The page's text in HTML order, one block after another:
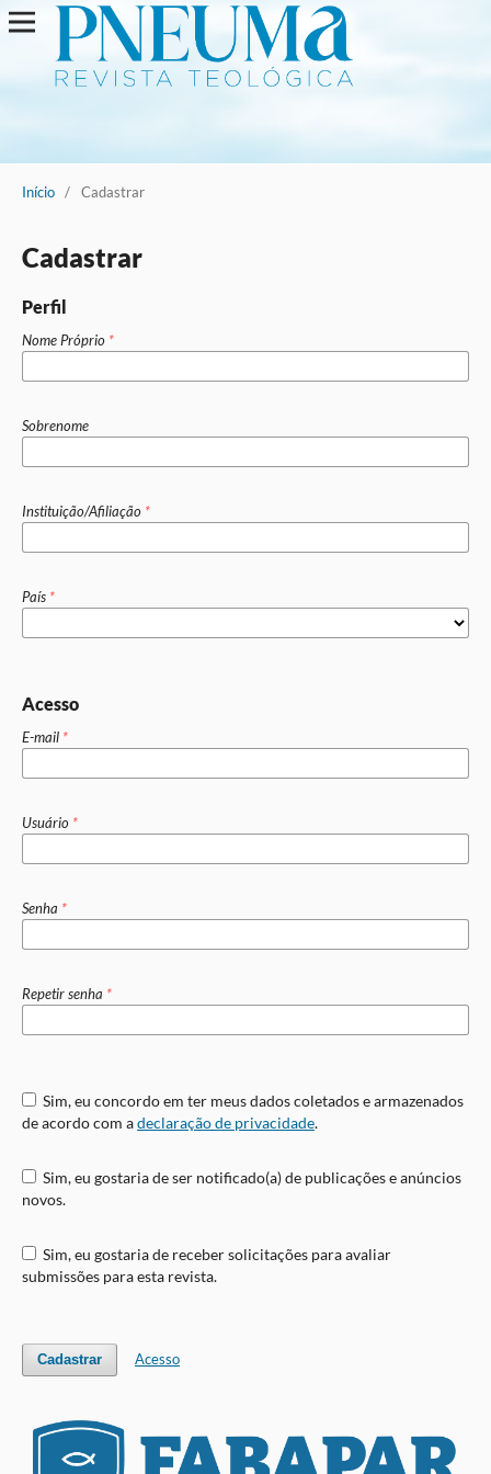
Início / Cadastrar
Cadastrar
Perfil
Nome Próprio *
Sobrenome
Instituição/Afiliação *
País *
Acesso
E-mail *
Usuário *
Senha *
Repetir senha *
Sim, eu concordo em ter meus dados coletados e armazenados
de acordo com adeclaração de privacidade.
Sim, eu gostaria de ser notificado(a) de publicações e anúncios
novos.
Sim, eu gostaria de receber solicitações para avaliar
submissões para esta revista.
Cadastrar Acesso